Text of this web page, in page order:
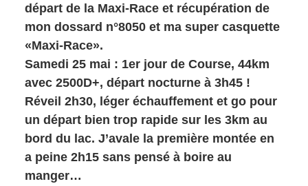
départ de la Maxi-Race et récupération de
mon dossard n°8050 et ma super casquette
«Maxi-Race».
Samedi 25 mai : 1er jour de Course, 44km
avec 2500D+, départ nocturne à 3h45 !
Réveil 2h30, léger échauffement et go pour
un départ bien trop rapide sur les 3km au
bord du lac. J’avale la première montée en
a peine 2h15 sans pensé à boire au
manger…